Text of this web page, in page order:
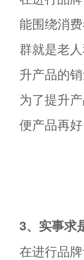
能围绕消
群就是老
升产品的
为了提升
便产品再
3、实事求
在进行品